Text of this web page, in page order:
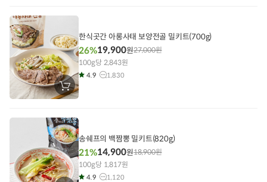
에
기
장
바
에
담
기
한식곳간 아롱사태 보양전골 밀키트(700g)
26%19,900원27,000원
100g당 2,843원
4.9 1,830
송쉐프의 백짬뽕 밀키트(820g)
21%14,900원18,900원
100g당 1,817원
4.9 1,120